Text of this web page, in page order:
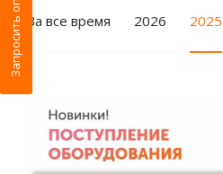
За все время 2026 2025